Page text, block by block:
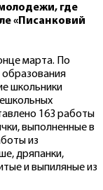
где
«Писанковий
марта. По
образования
школьники
163 работы
выполненные в
из
дряпанки,
и выпиляные из